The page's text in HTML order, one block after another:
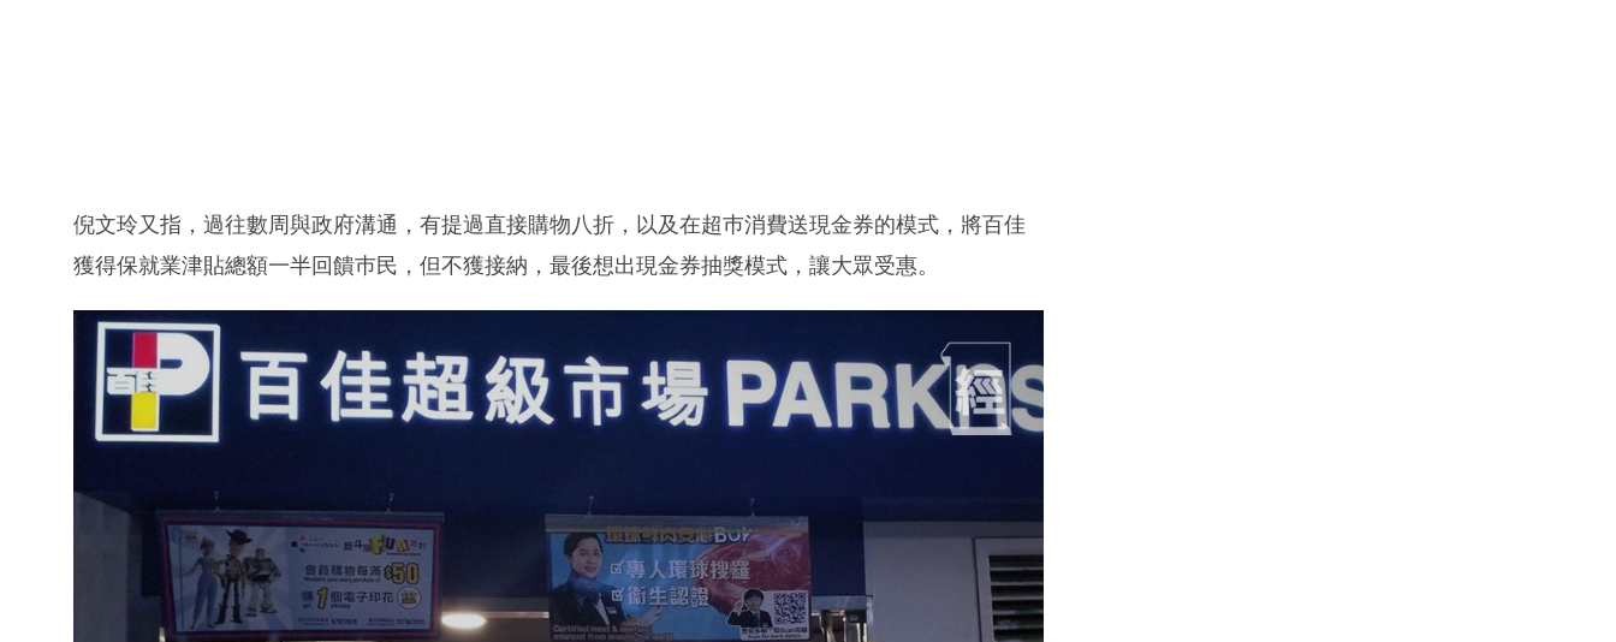
倪文玲又指，過往數周與政府溝通，有提過直接購物八折，以及在超巿消費送現金券的模式，將百佳
獲得保就業津貼總額一半回饋巿民，但不獲接納，最後想出現金券抽獎模式，讓大眾受惠。